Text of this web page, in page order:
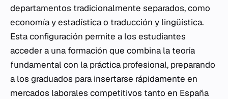
departamentos tradicionalmente separados, como
economía y estadística o traducción y lingüística.
Esta configuración permite a los estudiantes
acceder a una formación que combina la teoría
fundamental con la práctica profesional, preparando
a los graduados para insertarse rápidamente en
mercados laborales competitivos tanto en España